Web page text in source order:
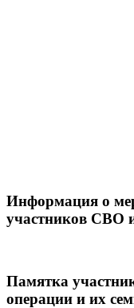
Информация о
участников СВО
Памятка
операции и их